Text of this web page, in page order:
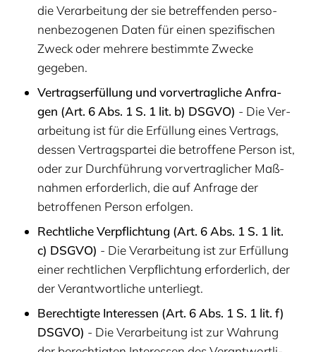
die Ver­ar­bei­tung der sie betref­fen­den per­so­
nen­be­zo­ge­nen Daten für einen spe­zi­fi­schen
Zweck oder meh­re­re bestimm­te Zwe­cke
gegeben.
Ver­trags­er­fül­lung und vor­ver­trag­li­che Anfra­
gen (Art. 6Abs. 1 S. 1 lit. b) DSGVO) - Die Ver­
ar­bei­tung ist für die Erfül­lung eines Ver­trags,
des­sen Ver­trags­par­tei die betrof­fe­ne Per­son ist,
oder zur Durch­füh­rung vor­ver­trag­li­cher Maß­
nah­men erfor­der­lich, die auf Anfra­ge der
betrof­fe­nen Per­son erfolgen.
Recht­li­che Ver­pflich­tung (Art. 6Abs. 1 S. 1 lit.
c) DSGVO) - Die Ver­ar­bei­tung ist zur Erfül­lung
einer recht­li­chen Ver­pflich­tung erfor­der­lich, der
der Ver­ant­wort­li­che unterliegt.
Berech­tig­te Inter­es­sen (Art. 6Abs. 1 S. 1 lit. f)
DSGVO) - Die Ver­ar­bei­tung ist zur Wah­rung